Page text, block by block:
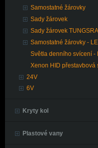
Samostatné žárovky
Sady žárovek
Sady žárovek
Samostatné žárovky -
Světla denního svícení -
Xenon HID přestavbová
24V
6V
Kryty kol
Plastové vany